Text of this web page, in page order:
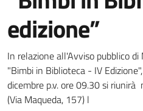
edizione”
Dettagli della
In relazione all'Avviso pubblico
"Bimbi in Biblioteca - IV
dicembre p.v. ore 09.30 si
(Via Maqueda, 157) l